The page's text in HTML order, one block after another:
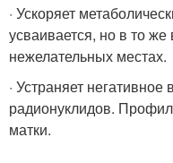
· Ускоряет
усваивается, но в то
нежелательных местах.
· Устраняет
радионуклидов.
матки.